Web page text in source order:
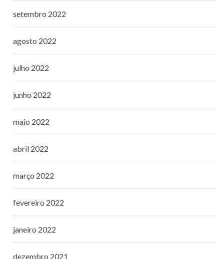
setembro 2022
agosto 2022
julho 2022
junho 2022
maio 2022
abril 2022
março 2022
fevereiro 2022
janeiro 2022
dezembro 2021